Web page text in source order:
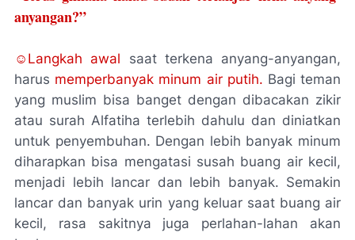
anyangan?”
☺Langkah awal saat terkena anyang-anyangan,
harus memperbanyak minum air putih. Bagi teman
yang muslim bisa banget dengan dibacakan zikir
atau surah Alfatiha terlebih dahulu dan diniatkan
untuk penyembuhan. Dengan lebih banyak minum
diharapkan bisa mengatasi susah buang air kecil,
menjadi lebih lancar dan lebih banyak. Semakin
lancar dan banyak urin yang keluar saat buang air
kecil, rasa sakitnya juga perlahan-lahan akan